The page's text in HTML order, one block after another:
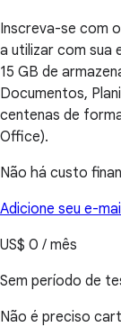
Inscreva-se com
a utilizar com sua
15 GB de
Documentos,
centenas de
Office).
Não há custo
Adicione seu e-
US$ 0 / mês
Sem período de
Não é preciso